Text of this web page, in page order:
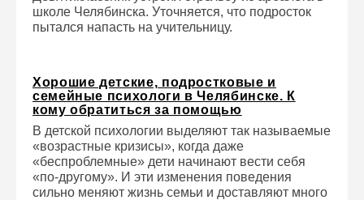
школе Челябинска. Уточняется, что подросток
пытался напасть на учительницу.
Хорошие детские, подростковые и
семейные психологи в Челябинске. К
кому обратиться за помощью
В детской психологии выделяют так называемые
«возрастные кризисы», когда даже
«беспроблемные» дети начинают вести себя
«по-другому». И эти изменения поведения
сильно меняют жизнь семьи и доставляют много